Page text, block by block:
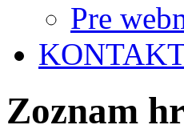
Pre
Zoznam